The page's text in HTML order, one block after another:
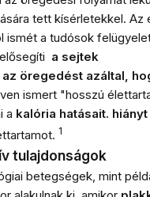
tett kísérletekkel. Az
ismét a tudósok
a sejtek
öregedést azáltal,
ismert "hosszú
a kalória hatásait. hiányt
1
tulajdonságok
betegségek, mint